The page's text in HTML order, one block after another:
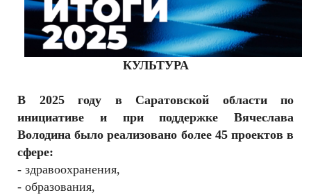
КУЛЬТУРА
В 2025 году в Саратовской области по
инициативе и при поддержке Вячеслава
Володина было реализовано более 45 проектов в
сфере:
- здравоохранения,
- образования,